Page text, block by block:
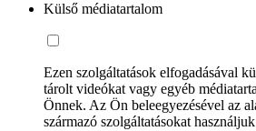
Külső médiatartalom
Ezen szolgáltatások elfogadásával
tárolt videókat vagy egyéb
Önnek. Az Ön beleegyezésével az
származó szolgáltatásokat